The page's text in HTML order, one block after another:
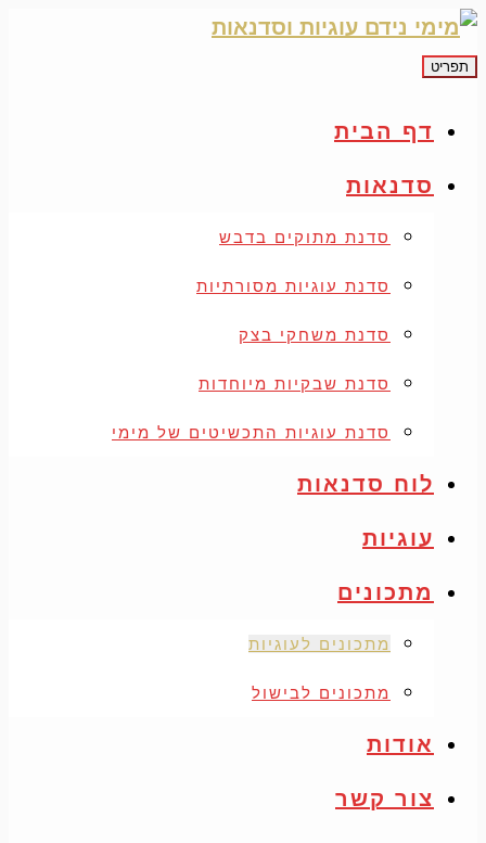
תפריט
דף הבית
סדנאות
סדנת מתוקים בדבש
סדנת עוגיות מסורתיות
סדנת משחקי בצק
סדנת שבקיות מיוחדות
סדנת עוגיות התכשיטים של מימי
לוח סדנאות
עוגיות
מתכונים
מתכונים לעוגיות
מתכונים לבישול
אודות
צור קשר